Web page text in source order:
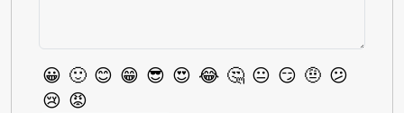
😀 🙂 😊 😁 😎 😍 😂 🤔 😐 😏 🤨 😕
😢 😡